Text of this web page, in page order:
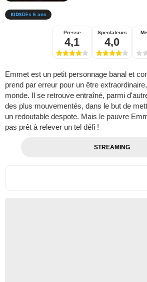
Dès 6 ans
Presse
4,1
Spectateurs
4,0
Emmet est un petit personnage banal et
prend par erreur pour un être
monde. Il se retrouve entraîné, parmi
des plus mouvementés, dans le but de
un redoutable despote. Mais le pauvre
pas prêt à relever un tel défi !
STREAMING